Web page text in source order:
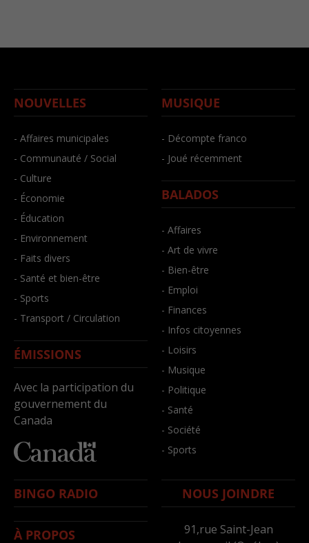
NOUVELLES
- Affaires municipales
- Communauté / Social
- Culture
- Économie
- Éducation
- Environnement
- Faits divers
- Santé et bien-être
- Sports
- Transport / Circulation
ÉMISSIONS
Avec la participation du
gouvernement du
Canada
MUSIQUE
- Décompte franco
- Joué récemment
BALADOS
- Affaires
- Art de vivre
- Bien-être
- Emploi
- Finances
- Infos citoyennes
- Loisirs
- Musique
- Politique
- Santé
- Société
- Sports
BINGO RADIO
À PROPOS
NOUS JOINDRE
91,rue Saint-Jean